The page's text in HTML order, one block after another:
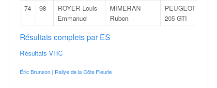
74
98
ROYER Louis-
Emmanuel
MIMERAN
Ruben
PEUGEOT
205 GTI
Résultats complets par ES
Résultats VHC
Éric Brunson | Rallye de la Côte Fleurie